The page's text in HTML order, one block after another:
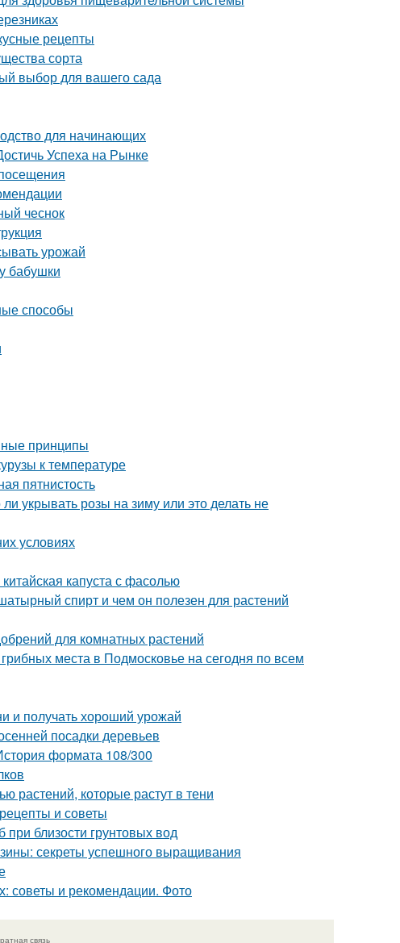
рецепты
сорта
выбор для вашего сада
для начинающих
Успеха на Рынке
чеснок
урожай
бабушки
способы
принципы
к температуре
пятнистость
укрывать розы на зиму или это делать не
условиях
капуста с фасолью
спирт и чем он полезен для растений
для комнатных растений
места в Подмосковье на сегодня по всем
и получать хороший урожай
посадки деревьев
формата 108/300
растений, которые растут в тени
и советы
близости грунтовых вод
секреты успешного выращивания
советы и рекомендации. Фото
связь